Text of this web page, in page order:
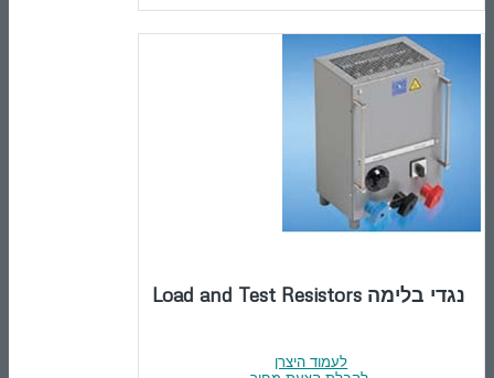
נגדי בלימה Load and Test Resistors
לעמוד היצרן